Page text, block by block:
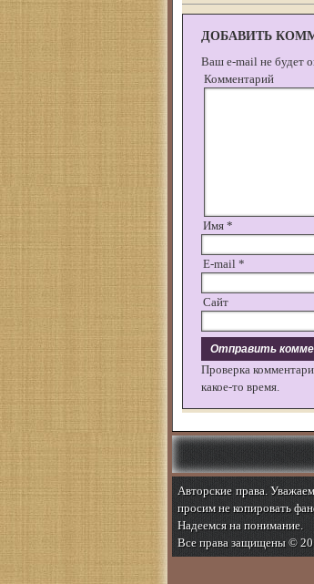
ДОБАВИТЬ
Ваш e-mail не будет
Комментарий
Имя *
E-mail *
Сайт
Проверка
какое-то время.
Авторские права.
просим не копировать
Надеемся на понимание.
Все права защищены ©